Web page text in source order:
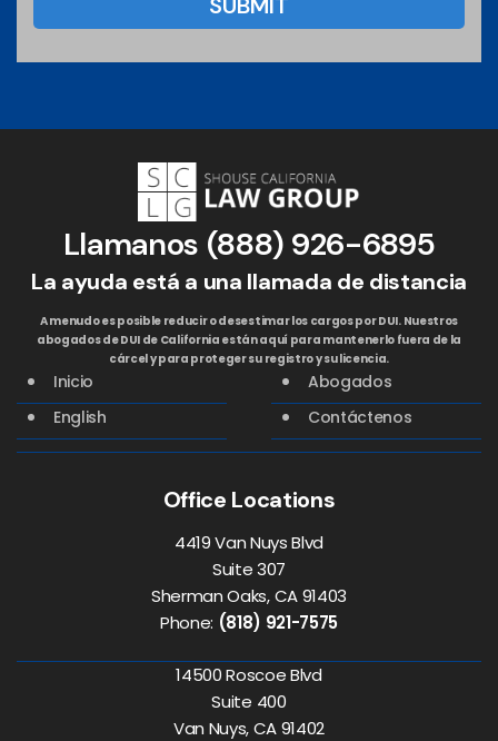
Llamanos (888) 926-6895
La ayuda está a una llamada de distancia
A menudo es posible reducir o desestimar los cargos por DUI. Nuestros
abogados de DUI de California están aquí para mantenerlo fuera de la
cárcel y para proteger su registro y su licencia.
Inicio
Abogados
English
Contáctenos
Office Locations
4419 Van Nuys Blvd
Suite 307
Sherman Oaks, CA 91403
Phone: (818) 921-7575
14500 Roscoe Blvd
Suite 400
Van Nuys, CA 91402